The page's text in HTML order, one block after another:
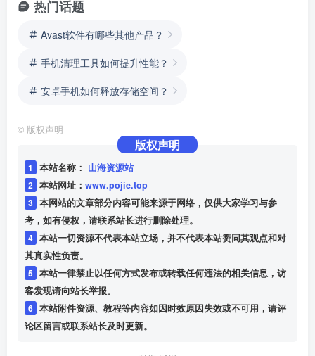
热门话题
Avast软件有哪些其他产品？
手机清理工具如何提升性能？
安卓手机如何释放存储空间？
© 版权声明
版权声明
1 本站名称： 山海资源站
2 本站网址： www.pojie.top
3 本网站的文章部分内容可能来源于网络，仅供大家学习与参
考，如有侵权，请联系站长进行删除处理。
4 本站一切资源不代表本站立场，并不代表本站赞同其观点和对
其真实性负责。
5 本站一律禁止以任何方式发布或转载任何违法的相关信息，访
客发现请向站长举报。
6 本站附件资源、教程等内容如因时效原因失效或不可用，请评
论区留言或联系站长及时更新。